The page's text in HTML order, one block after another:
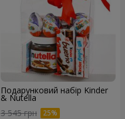
Подарунковий набір Kinder
& Nutella
3 545 грн